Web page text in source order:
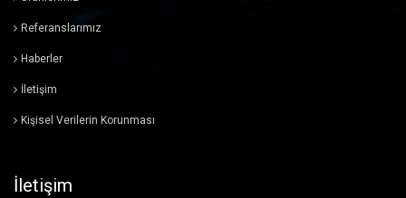
Mekanik Üretim Malzemeleri
Filtre
GAIA
Referanslarımız
Haberler
İletişim
Kişisel Verilerin Korunması
İletişim